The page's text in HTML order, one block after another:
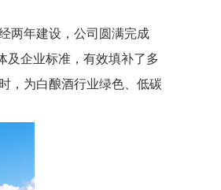
两年建设，公司圆满完成
及企业标准 ，有效填补了多
，为白酿酒行业绿色、低碳